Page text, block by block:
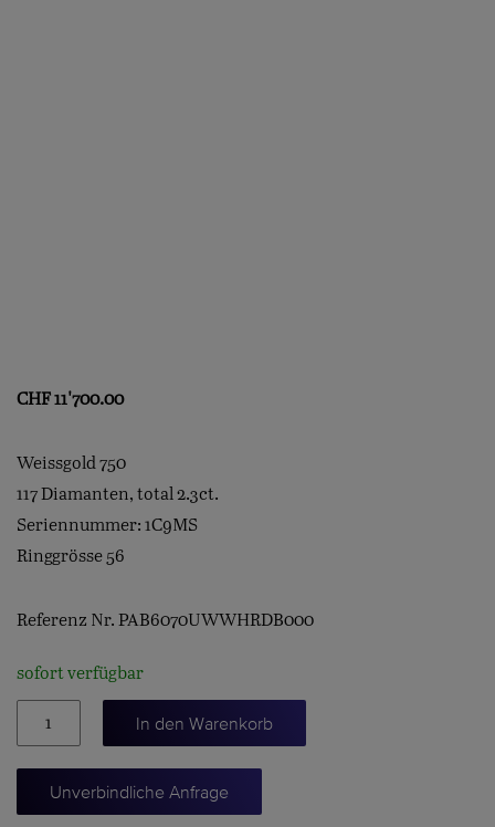
CHF11'700.00
Weissgold 750
117 Diamanten, total 2.3ct.
Seriennummer: 1C9MS
Ringgrösse 56
Referenz Nr. PAB6070UWWHRDB000
sofort verfügbar
Sabbia
In den Warenkorb
Unverbindliche Anfrage